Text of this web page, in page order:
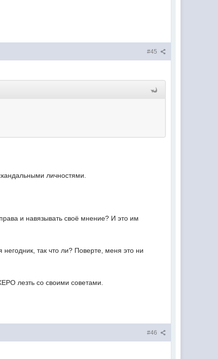
#45
личностями.
и навязывать своё мнение? И это им
так что ли? Поверте, меня это ни
лезть со своими советами.
#46